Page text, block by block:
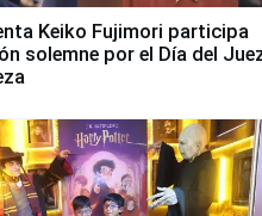
Keiko Fujimori participa
solemne por el Día del